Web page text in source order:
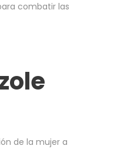
combatir las
de la mujer a